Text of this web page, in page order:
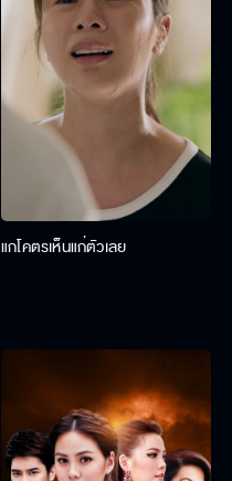
แกโคตรเห็นแก่ตัวเลย